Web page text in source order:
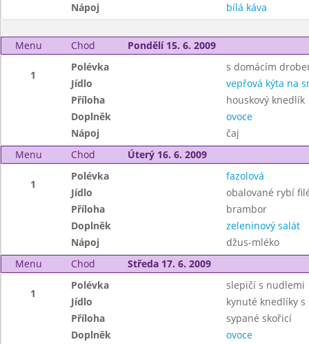
Nápoj
bílá káva
Menu Chod Pondělí 15. 6. 2009
1
Polévka
s domácím
Jídlo
vepřová kýta na
Příloha
houskový knedlík
Doplněk
ovoce
Nápoj
čaj
Menu
Chod Úterý 16. 6. 2009
1
Polévka
fazolová
Jídlo
obalované rybí
Příloha
brambor
Doplněk
zeleninový salát
Nápoj
džus-mléko
Menu
Chod Středa 17. 6. 2009
1
Polévka
slepičí s nudlemi
Jídlo
kynuté knedlíky
Příloha
sypané skořicí
Doplněk
ovoce